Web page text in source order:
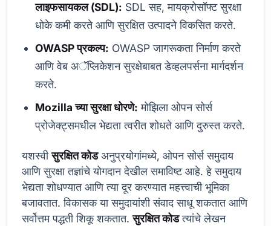
लाइफसायकल (SDL): SDL सह, मायक्रोसॉफ्ट सुरक्षा
धोके कमी करते आणि सुरक्षित उत्पादने विकसित करते.
OWASP प्रकल्प: OWASP जागरूकता निर्माण करते
आणि वेब अॅप्लिकेशन सुरक्षेबाबत डेव्हलपर्सना मार्गदर्शन
करते.
Mozilla च्या सुरक्षा धोरणे: मोझिला ओपन सोर्स
प्रोजेक्ट्समधील भेद्यता त्वरीत शोधते आणि दुरुस्त करते.
यशस्वीसुरक्षित कोडअनुप्रयोगांमध्ये, ओपन सोर्स समुदाय
आणि सुरक्षा तज्ञांचे योगदान देखील समाविष्ट आहे. हे समुदाय
भेद्यता शोधण्यात आणि त्या दूर करण्यात महत्त्वाची भूमिका
बजावतात. विकासक या समुदायांशी संवाद साधू शकतात आणि
सर्वोत्तम पद्धती शिकू शकतात.सुरक्षित कोडत्यांचे लेखन